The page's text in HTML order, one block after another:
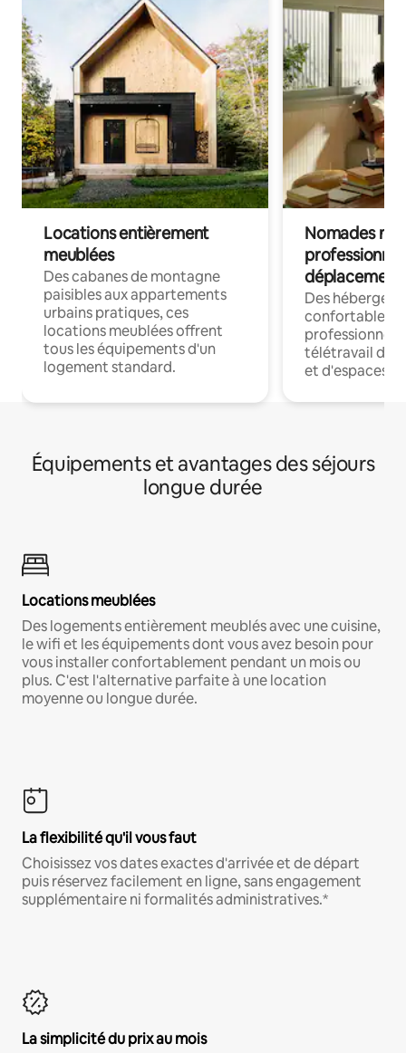
Locations entièrement
meublées
Des cabanes de montagne
paisibles aux appartements
urbains pratiques, ces
locations meublées offrent
tous les équipements d'un
logement standard.
Nomades
déplacement
Des
confortables
professionnels
télétravail
et d'espaces
Équipements et avantages des séjours
longue durée
Locations meublées
Des logements entièrement meublés avec une cuisine,
le wifi et les équipements dont vous avez besoin pour
vous installer confortablement pendant un mois ou
plus. C'est l'alternative parfaite à une location
moyenne ou longue durée.
La flexibilité qu'il vous faut
Choisissez vos dates exactes d'arrivée et de départ
puis réservez facilement en ligne, sans engagement
supplémentaire ni formalités administratives.*
La simplicité du prix au mois